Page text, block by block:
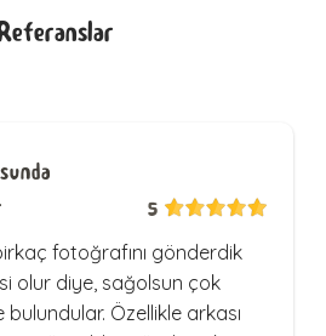
5
fotoğrafını gönderdik
olur diye, sağolsun çok
Özellikle arkası